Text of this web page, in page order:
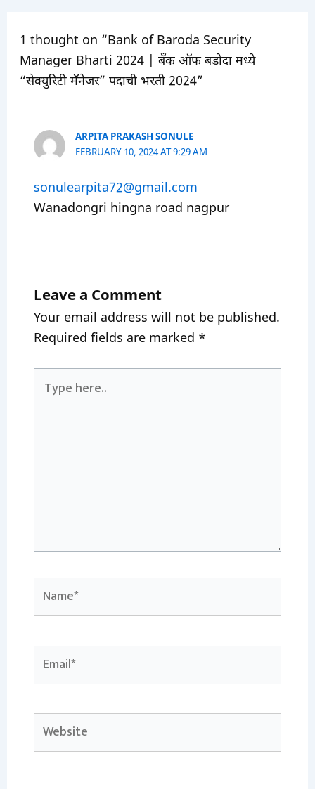
1 thought on “Bank of Baroda Security
Manager Bharti 2024 | बँक ऑफ बडोदा मध्ये
“सेक्युरिटी मॅनेजर” पदाची भरती 2024”
ARPITA PRAKASH SONULE
FEBRUARY 10, 2024 AT 9:29 AM
sonulearpita72@gmail.com
Wanadongri hingna road nagpur
Leave a Comment
Your email address will not be published.
Required fields are marked *
here..
Name*
Email*
Website